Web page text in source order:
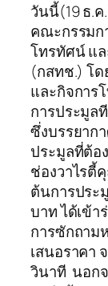
วันนี้(19 ธ.
คณะกรรมก
โทรทัศน์ แ
(กสทช.) โด
และกิจการ
การประมูล
ซึ่งบรรยาก
ประมูลที่ต้อ
ช่องวาไรตี้
ต้นการประ
บาท ได้เข้า
การซักถาม
เสนอราคา
วินาที นอก